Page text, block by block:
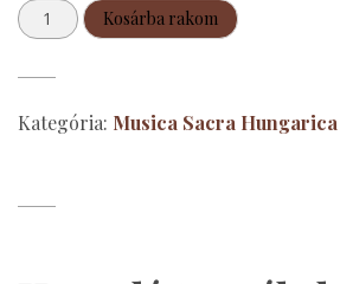
Cantus
Laetitiae
mennyiség
Kosárba rakom
Kategória: Musica Sacra Hungarica